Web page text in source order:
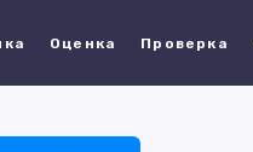
Оценка Проверка